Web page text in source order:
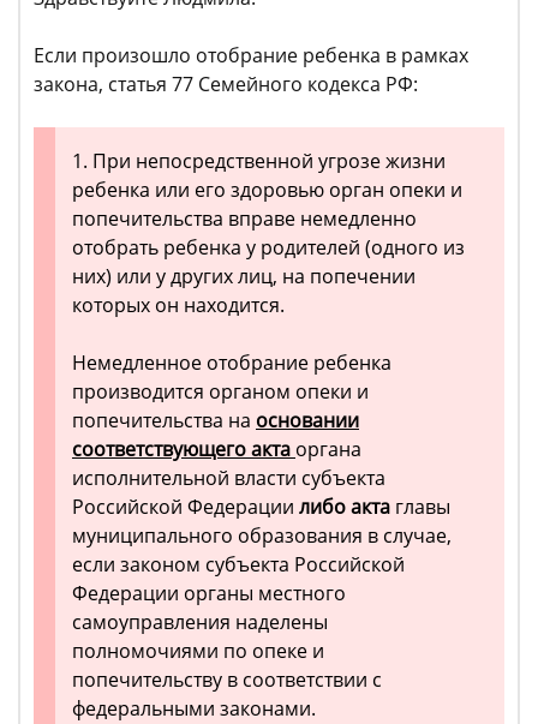
Если произошло отобрание ребенка в рамках
закона, статья 77 Семейного кодекса РФ:
1. При непосредственной угрозе жизни
ребенка или его здоровью орган опеки и
попечительства вправе немедленно
отобрать ребенка у родителей (одного из
них) или у других лиц, на попечении
которых он находится.
Немедленное отобрание ребенка
производится органом опеки и
попечительства на основании
соответствующего акта органа
исполнительной власти субъекта
Российской Федерации либо акта главы
муниципального образования в случае,
если законом субъекта Российской
Федерации органы местного
самоуправления наделены
полномочиями по опеке и
попечительству в соответствии с
федеральными законами.